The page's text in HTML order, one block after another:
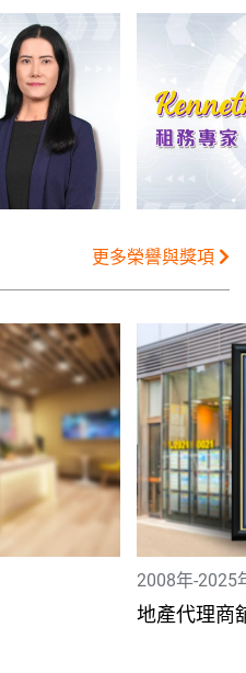
更多榮譽與獎項
2008年-2025
地產代理商